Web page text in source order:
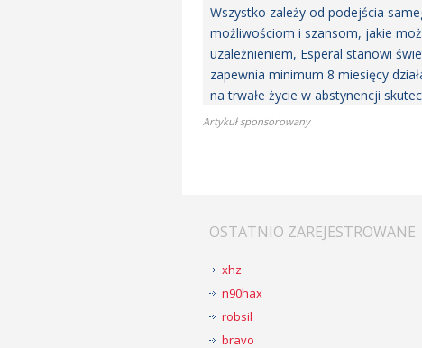
Wszystko zależy od podejścia
możliwościom i szansom, jakie
uzależnieniem, Esperal stanowi
zapewnia minimum 8 miesięcy
na trwałe życie w abstynencji
Artykuł sponsorowany
OSTATNIO ZAREJESTROWANE
xhz
n90hax
robsil
bravo